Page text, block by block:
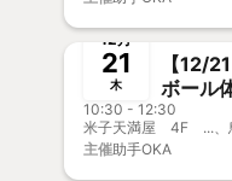
終了
12月
21
木
【12/
ボール
10:30 - 12:30
米子天満屋 4F ...、
主催助手OKA
終了